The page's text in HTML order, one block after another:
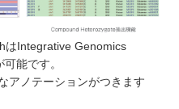
はIntegrative Genomics
能です。
アノテーションがつきます